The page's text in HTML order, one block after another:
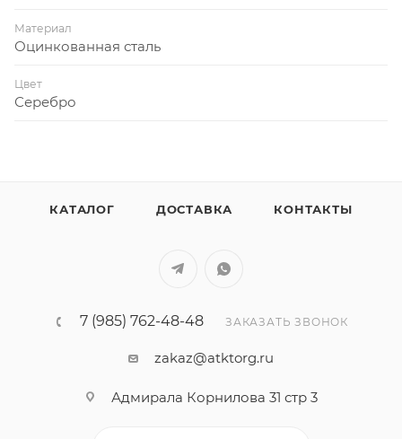
Материал
Оцинкованная сталь
Цвет
Серебро
КАТАЛОГ ДОСТАВКА КОНТАКТЫ
7 (985) 762-48-48 ЗАКАЗАТЬ ЗВОНОК
zakaz@atktorg.ru
Адмирала Корнилова 31 стр 3